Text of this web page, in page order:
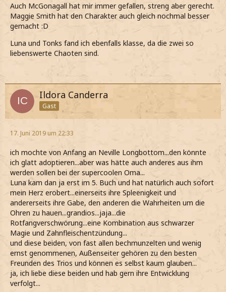
Auch McGonagall hat mir immer gefallen, streng aber gerecht.
Maggie Smith hat den Charakter auch gleich nochmal besser
gemacht :D
Luna und Tonks fand ich ebenfalls klasse, da die zwei so
liebenswerte Chaoten sind.
Ildora Canderra
Gast
17. Juni 2019 um 22:33
ich mochte von Anfang an Neville Longbottom...den könnte
ich glatt adoptieren...aber was hätte auch anderes aus ihm
werden sollen bei der supercoolen Oma...
Luna kam dan ja erst im 5. Buch und hat natürlich auch sofort
mein Herz erobert...einerseits ihre Spleenigkeit und
andererseits ihre Gabe, den anderen die Wahrheiten um die
Ohren zu hauen...grandios...jaja...die
Rotfangverschwörung...eine Kombination aus schwarzer
Magie und Zahnfleischentzündung...
und diese beiden, von fast allen bechmunzelten und wenig
ernst genommenen, Außenseiter gehören zu den besten
Freunden des Trios und können es selbst kaum glauben...
ja, ich liebe diese beiden und hab gern ihre Entwicklung
verfolgt...